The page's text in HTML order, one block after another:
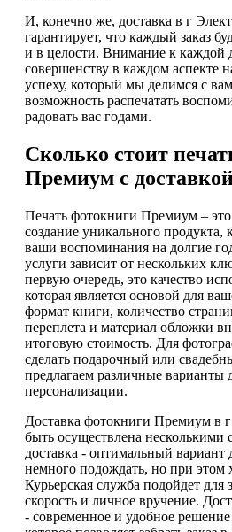
И, конечно же, доставка в г
гарантирует, что каждый заказ
и в целости. Внимание к каждой
совершенству в каждом аспекте
успеху, который мы делимся с
возможность распечатать
радовать вас годами.
Сколько стоит
Премиум с
Печать фотокниги Премиум – это
создание уникального продукта,
ваши воспоминания на долгие
услуги зависит от нескольких
первую очередь, это качество
которая является основой для
формат книги, количество
переплета и материал обложки
итоговую стоимость. Для
сделать подарочный или
предлагаем различные варианты
персонализации.
Доставка фотокниги Премиум в
быть осуществлена несколькими
доставка - оптимальный вариант
немного подождать, но при этом
Курьерская служба подойдет для
скорость и личное вручение.
- современное и удобное